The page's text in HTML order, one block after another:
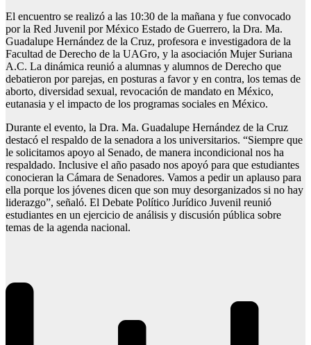
El encuentro se realizó a las 10:30 de la mañana y fue convocado
por la Red Juvenil por México Estado de Guerrero, la Dra. Ma.
Guadalupe Hernández de la Cruz, profesora e investigadora de la
Facultad de Derecho de la UAGro, y la asociación Mujer Suriana
A.C. La dinámica reunió a alumnas y alumnos de Derecho que
debatieron por parejas, en posturas a favor y en contra, los temas de
aborto, diversidad sexual, revocación de mandato en México,
eutanasia y el impacto de los programas sociales en México.
Durante el evento, la Dra. Ma. Guadalupe Hernández de la Cruz
destacó el respaldo de la senadora a los universitarios. “Siempre que
le solicitamos apoyo al Senado, de manera incondicional nos ha
respaldado. Inclusive el año pasado nos apoyó para que estudiantes
conocieran la Cámara de Senadores. Vamos a pedir un aplauso para
ella porque los jóvenes dicen que son muy desorganizados si no hay
liderazgo”, señaló. El Debate Político Jurídico Juvenil reunió
estudiantes en un ejercicio de análisis y discusión pública sobre
temas de la agenda nacional.